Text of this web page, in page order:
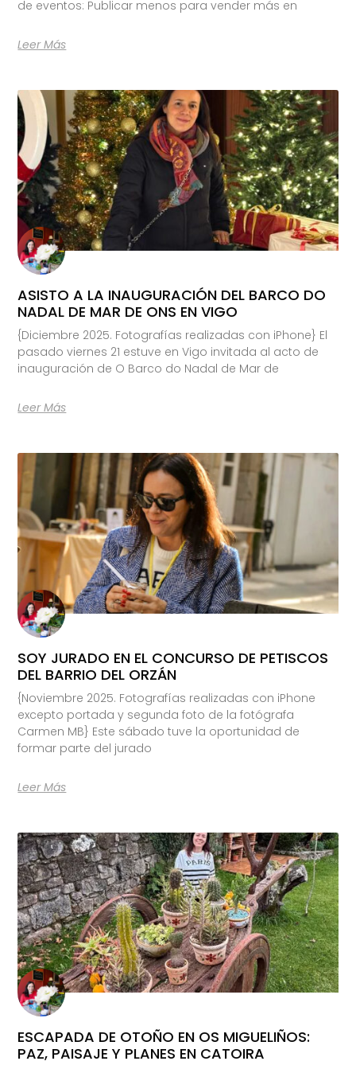
de eventos: Publicar menos para vender más en
Leer Más
ASISTO A LA INAUGURACIÓN DEL BARCO DO
NADAL DE MAR DE ONS EN VIGO
{Diciembre 2025. Fotografías realizadas con iPhone} El
pasado viernes 21 estuve en Vigo invitada al acto de
inauguración de O Barco do Nadal de Mar de
Leer Más
SOY JURADO EN EL CONCURSO DE PETISCOS
DEL BARRIO DEL ORZÁN
{Noviembre 2025. Fotografías realizadas con iPhone
excepto portada y segunda foto de la fotógrafa
Carmen MB} Este sábado tuve la oportunidad de
formar parte del jurado
Leer Más
ESCAPADA DE OTOÑO EN OS MIGUELIÑOS:
PAZ, PAISAJE Y PLANES EN CATOIRA